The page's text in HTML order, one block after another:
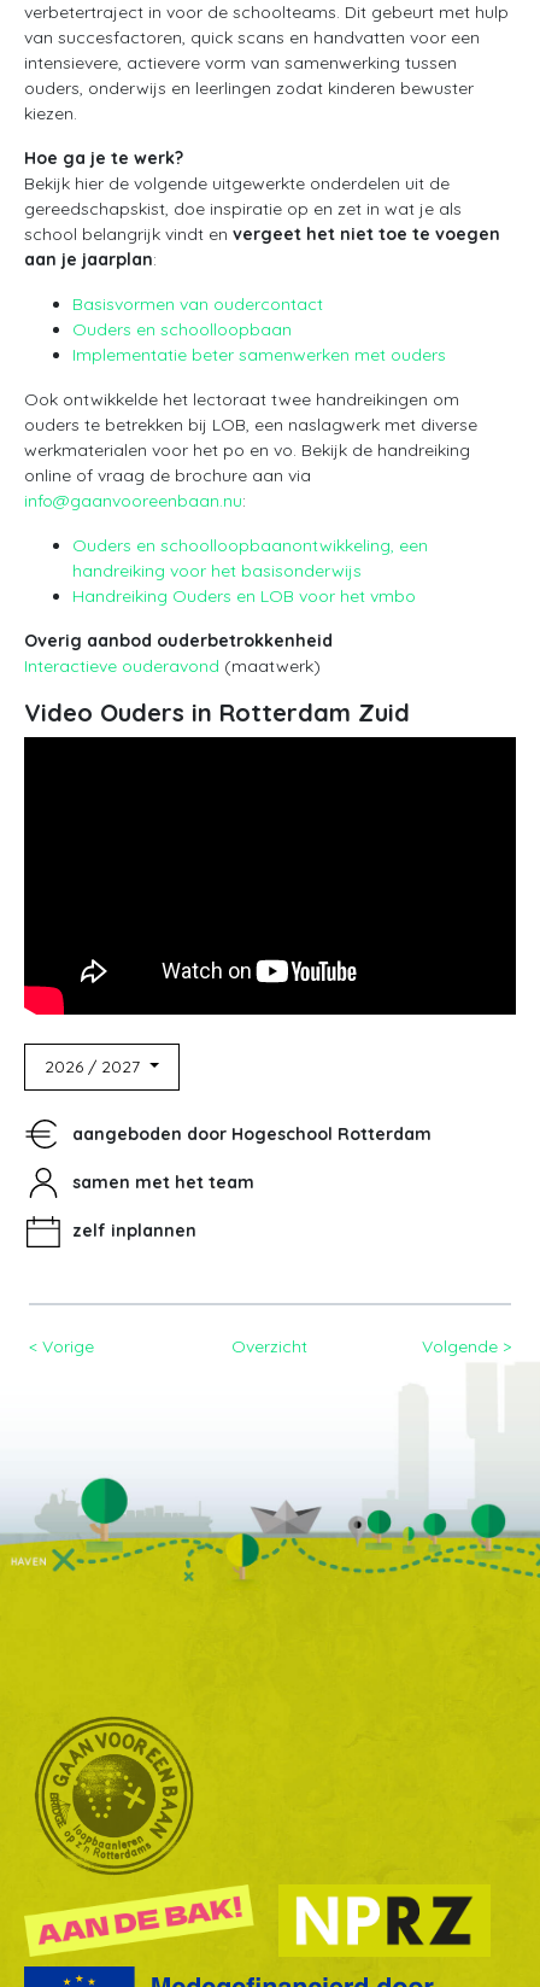
verbetertraject in voor de schoolteams. Dit gebeurt met hulp
van succesfactoren, quick scans en handvatten voor een
intensievere, actievere vorm van samenwerking tussen
ouders, onderwijs en leerlingen zodat kinderen bewuster
kiezen.
Hoe ga je te werk?
Bekijk hier de volgende uitgewerkte onderdelen uit de
gereedschapskist, doe inspiratie op en zet in wat je als
school belangrijk vindt en vergeet het niet toe te voegen
aan je jaarplan:
Basisvormen van oudercontact
Ouders en schoolloopbaan
Implementatie beter samenwerken met ouders
Ook ontwikkelde het lectoraat twee handreikingen om
ouders te betrekken bij LOB, een naslagwerk met diverse
werkmaterialen voor het po en vo. Bekijk de handreiking
online of vraag de brochure aan via
info@gaanvooreenbaan.nu:
Ouders en schoolloopbaanontwikkeling, een
handreiking voor het basisonderwijs
Handreiking Ouders en LOB voor het vmbo
Overig aanbod ouderbetrokkenheid
Interactieve ouderavond (maatwerk)
2026 / 2027
aangeboden door Hogeschool Rotterdam
samen met het team
zelf inplannen
Video Ouders in Rotterdam Zuid
< Vorige Overzicht Volgende >